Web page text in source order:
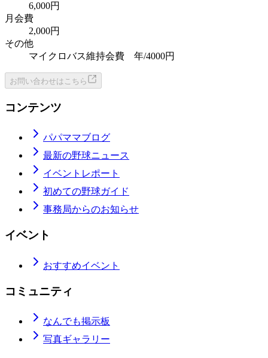
6,000円
月会費
2,000円
その他
マイクロバス維持会費 年/4000円
お問い合わせはこちら
コンテンツ
パパママブログ
最新の野球ニュース
イベントレポート
初めての野球ガイド
事務局からのお知らせ
イベント
おすすめイベント
コミュニティ
なんでも掲示板
写真ギャラリー